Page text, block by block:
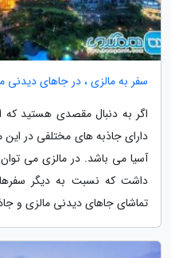
سفر به مالزی ، در جاهای دیدنی
اگر به دنبال مقصدی هستید
دارای جاذبه های مختلفی در این
آسیا می باشد. در مالزی می
داشت که نسبت به دیگر
تماشای جاهای دیدنی مالزی و